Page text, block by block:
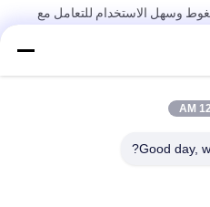
وسهل الاستخدام للتعامل مع
المستمر للمواد الحبيبية في
البودرة والحبيبية بأمان
Good day,